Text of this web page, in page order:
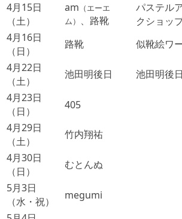
4月15日
（土）
am （エーエ
ム） 、路靴
パステル
クショッ
4月16日
（日）
路靴
似靴絵ワ
4月22日
（土）
池田明後日
池田明後
4月23日
（日）
405
4月29日
（土）
竹内翔祐
4月30日
（日）
むとんぬ
5月3日
（水・祝）
megumi